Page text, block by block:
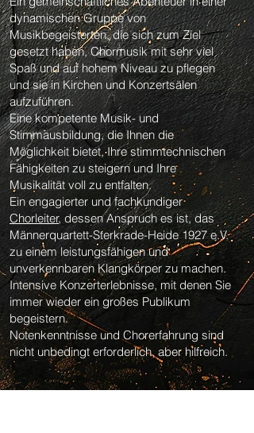
dynamischen Gruppe von
Musikbegeisterten, die sich zum Ziel
gesetzt haben, Chormusik mit sehr viel
Spaß und auf hohem Niveau zu pflegen
und sie in Kirchen und Konzertsälen
aufzuführen.
Eine kompetente Musik- und
Stimmausbildung, die Ihnen die
Möglichkeit bietet, Ihre stimmtechnischen
Fähigkeiten zu steigern und Ihre
Musikalität voll zu entfalten.
Ein engagierter und fachkundiger
Chorleiter, dessen Anspruch es ist, das
Männerquartett-Sterkrade-Heide 1927 e.V.
zu einem leistungsfähigen und
unverkennbaren Klangkörper zu machen.
Intensive Konzerterlebnisse, mit denen Sie
immer wieder ein großes Publikum
begeistern.
Notenkenntnisse und Chorerfahrung sind
nicht unbedingt erforderlich, aber hilfreich.